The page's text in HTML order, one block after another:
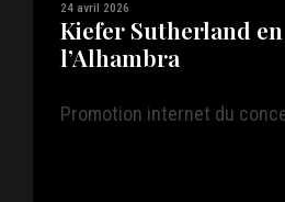
24 avril 2026
Kiefer Sutherland
l’Alhambra
Promotion internet du